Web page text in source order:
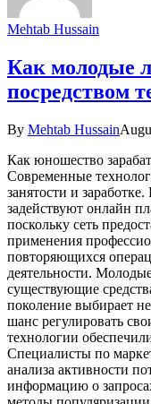
Mehtab Hussain
Как молодые
посредством
By Mehtab Hussain
Как юношество
Современные
занятости и
задействуют онлайн
поскольку сеть
применения
повторяющихся
деятельности.
существующие
поколение выбирает
шанс регулировать
технологии
Специалисты по
анализа активности
информацию о